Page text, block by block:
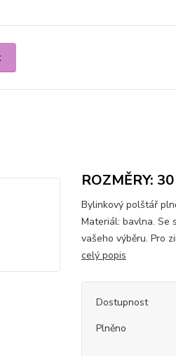
ROZMĚRY:
Bylinkový polštář
Materiál: bavlna. Se
vašeho výběru. Pro
celý popis
Dostupnost
Plněno